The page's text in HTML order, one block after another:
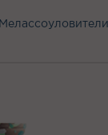
Мелассоуловители